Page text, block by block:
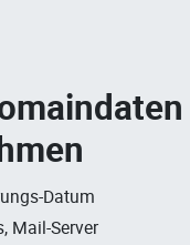
Datum
Mail-Server